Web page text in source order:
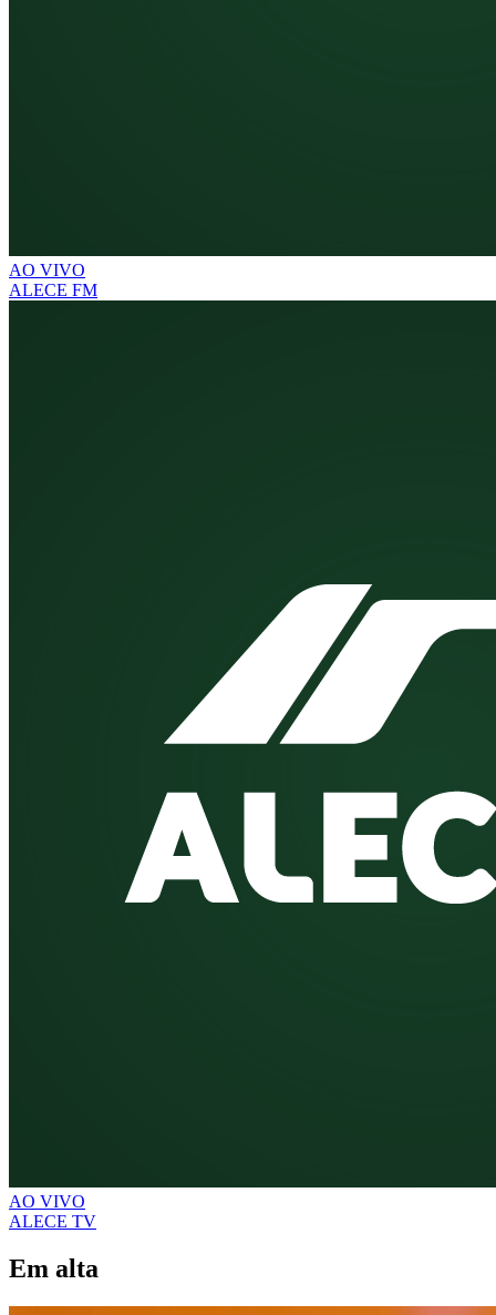
AO VIVO
ALECE FM
AO VIVO
ALECE TV
Em alta